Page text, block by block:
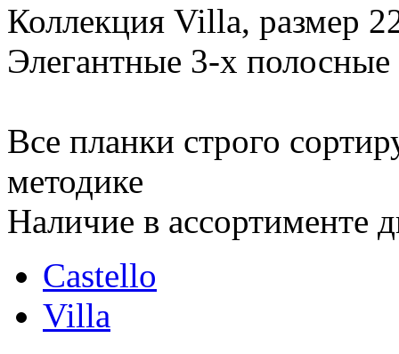
Коллекция Villa, размер
Элегантные 3-х
Все планки строго
методике
Наличие в ассортименте
Castello
Villa